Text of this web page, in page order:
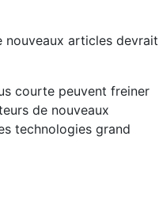
nouveaux articles devrait
courte peuvent freiner
de nouveaux
technologies grand